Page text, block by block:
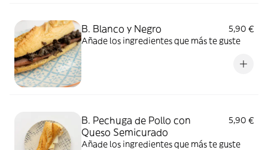
B. Blanco y Negro
5,90 €
Añade los ingredientes que más te guste
B. Pechuga de Pollo con
Queso Semicurado
5,90 €
Añade los ingredientes que más te guste